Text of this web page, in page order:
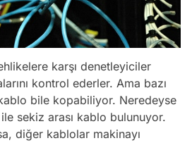
karşı denetleyiciler
kontrol ederler. Ama bazı
bile kopabiliyor. Neredeyse
sekiz arası kablo bulunuyor.
diğer kablolar makinayı